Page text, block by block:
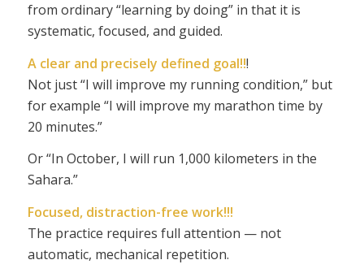
from ordinary “learning by doing” in that it is
systematic, focused, and guided.
A clear and precisely defined goal!!!
Not just “I will improve my running condition,” but
for example “I will improve my marathon time by
20 minutes.”
Or “In October, I will run 1,000 kilometers in the
Sahara.”
Focused, distraction-free work!!!
The practice requires full attention — not
automatic, mechanical repetition.